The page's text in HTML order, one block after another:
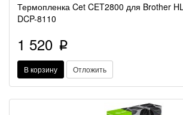
Термопленка Cet CET2800 для Brother
DCP-8110
1 520 p
В корзину Отложить